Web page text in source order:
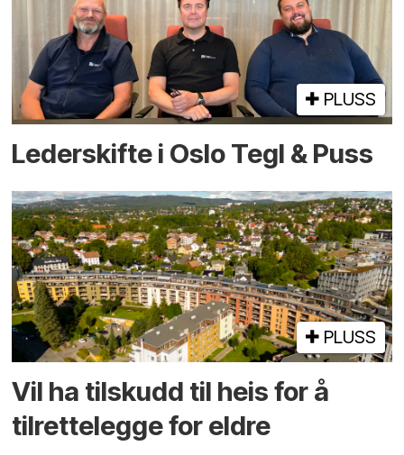
PLUSS
Lederskifte i Oslo Tegl & Puss
PLUSS
Vil ha tilskudd til heis for å
tilrettelegge for eldre